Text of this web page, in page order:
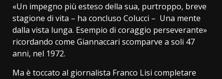
«Un impegno più esteso della sua, purtroppo, breve
stagione di vita – ha concluso Colucci – Una mente
dalla vista lunga. Esempio di coraggio perseverante»
ricordando come Giannaccari scomparve a soli 47
anni, nel 1972.
Ma è toccato al giornalista Franco Lisi completare